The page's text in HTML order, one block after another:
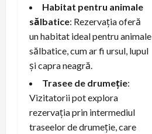
Habitat pentru animale
sălbatice: Rezervația oferă
un habitat ideal pentru animale
sălbatice, cum ar fi ursul, lupul
și capra neagră.
Trasee de drumeție:
Vizitatorii pot explora
rezervația prin intermediul
traseelor de drumeție, care